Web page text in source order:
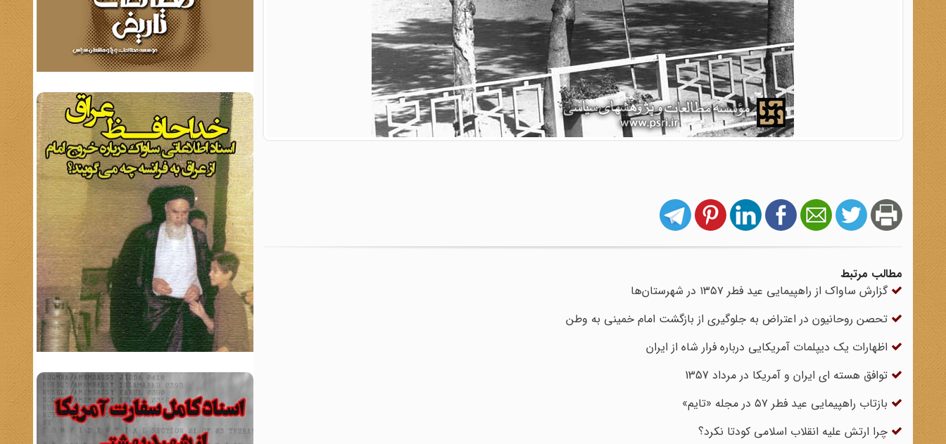
مطالب مرتبط
گزارش ساواک از راهپیمایی عید فطر ۱۳۵۷ در شهرستان‌ها
تحصن روحانیون در اعتراض به جلوگیری از بازگشت امام خمینی به وطن
اظهارات یک دیپلمات آمریکایی درباره فرار شاه از ایران
توافق هسته ای ایران و آمریکا در مرداد 1357
بازتاب راهپیمایی عید فطر ۵۷ در مجله «تایم»
چرا ارتش علیه انقلاب اسلامی کودتا نکرد؟